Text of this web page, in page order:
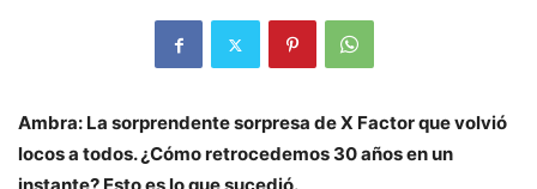
Ambra: La sorprendente sorpresa de X Factor que volvió
locos a todos. ¿Cómo retrocedemos 30 años en un